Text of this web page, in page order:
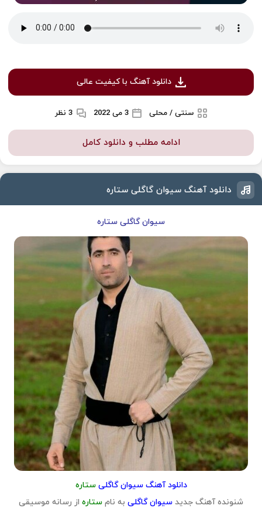
دانلود آهنگ با کیفیت عالی
سنتی / محلی 3 می 2022 3 نظر
ادامه مطلب و دانلود کامل
دانلود آهنگ سیوان گاگلی ستاره
سیوان گاگلی ستاره
دانلود آهنگ سیوان گاگلی ستاره
شنونده آهنگ جدید سیوان گاگلی به نام ستاره از رسانه موسیقی